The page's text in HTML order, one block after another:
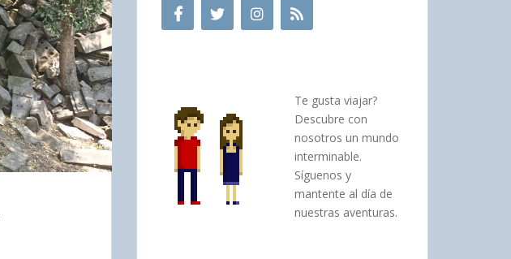
Te gusta viajar?
Descubre con
nosotros un mundo
interminable.
Síguenos y
mantente al día de
nuestras aventuras.